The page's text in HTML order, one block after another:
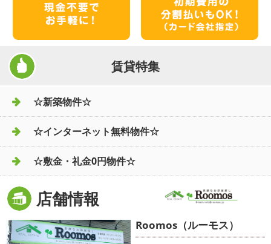
賃貸特集
☆新築物件☆
☆インターネット無料物件☆
☆敷金・礼金0円物件☆
店舗情報
Roomos（ルーモス）